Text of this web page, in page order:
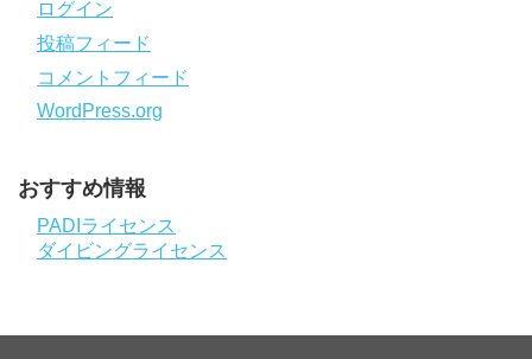
ログイン
投稿フィード
コメントフィード
WordPress.org
おすすめ情報
PADIライセンス
ダイビングライセンス